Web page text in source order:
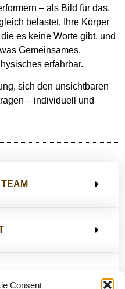
Consent
– als Bild für das,
belastet. Ihre Körper
es keine Worte gibt, und
Gemeinsames,
erfahrbar.
sich den unsichtbaren
– individuell und